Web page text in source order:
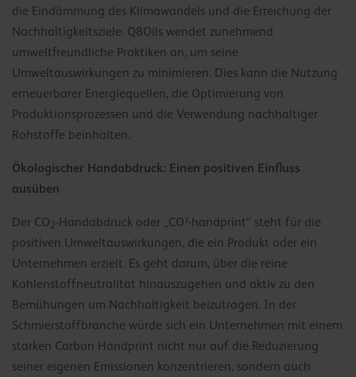
die Eindämmung des Klimawandels und die Erreichung der
Nachhaltigkeitsziele. Q8Oils wendet zunehmend
umweltfreundliche Praktiken an, um seine
Umweltauswirkungen zu minimieren. Dies kann die Nutzung
erneuerbarer Energiequellen, die Optimierung von
Produktionsprozessen und die Verwendung nachhaltiger
Rohstoffe beinhalten.
Ökologischer Handabdruck: Einen positiven Einfluss
ausüben
Der CO2-Handabdruck oder „CO²-handprint“ steht für die
positiven Umweltauswirkungen, die ein Produkt oder ein
Unternehmen erzielt. Es geht darum, über die reine
Kohlenstoffneutralität hinauszugehen und aktiv zu den
Bemühungen um Nachhaltigkeit beizutragen. In der
Schmierstoffbranche würde sich ein Unternehmen mit einem
starken Carbon Handprint nicht nur auf die Reduzierung
seiner eigenen Emissionen konzentrieren, sondern auch